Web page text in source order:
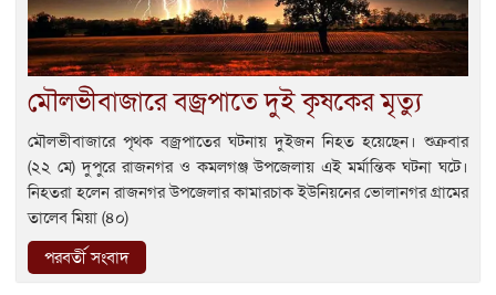
মৌলভীবাজারে বজ্রপাতে দুই কৃষকের মৃত্যু
মৌলভীবাজারে পৃথক বজ্রপাতের ঘটনায় দুইজন নিহত হয়েছেন। শুক্রবার
(২২ মে) দুপুরে রাজনগর ও কমলগঞ্জ উপজেলায় এই মর্মান্তিক ঘটনা ঘটে।
নিহতরা হলেন রাজনগর উপজেলার কামারচাক ইউনিয়নের ভোলানগর গ্রামের
তালেব মিয়া (৪০)
পরবর্তী সংবাদ